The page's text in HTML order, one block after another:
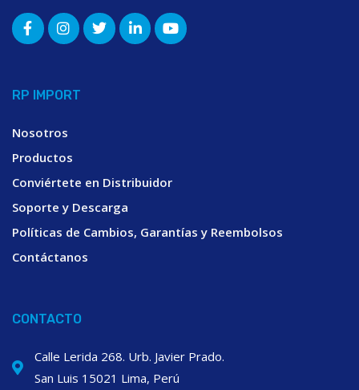
RP IMPORT
Nosotros
Productos
Conviértete en Distribuidor
Soporte y Descarga
Políticas de Cambios, Garantías y Reembolsos
Contáctanos
CONTACTO
Calle Lerida 268. Urb. Javier Prado.
San Luis 15021 Lima, Perú